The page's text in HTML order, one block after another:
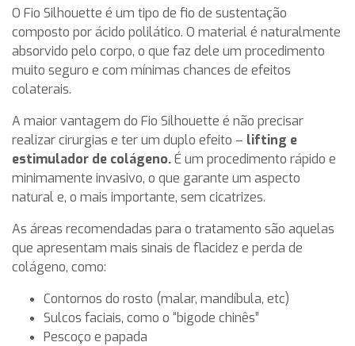
O Fio Silhouette é um tipo de fio de sustentação
composto por ácido polilático. O material é naturalmente
absorvido pelo corpo, o que faz dele um procedimento
muito seguro e com mínimas chances de efeitos
colaterais.
A maior vantagem do Fio Silhouette é não precisar
realizar cirurgias e ter um duplo efeito – lifting e
estimulador de colágeno.É um procedimento rápido e
minimamente invasivo, o que garante um aspecto
natural e, o mais importante, sem cicatrizes.
As áreas recomendadas para o tratamento são aquelas
que apresentam mais sinais de flacidez e perda de
colágeno, como:
Contornos do rosto (malar, mandíbula, etc)
Sulcos faciais, como o “bigode chinês”
Pescoço e papada